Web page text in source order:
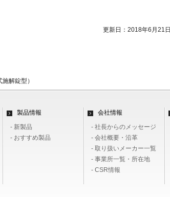
更新日：2018年6月21日
解錠型）
製品情報
- 新製品
- おすすめ製品
会社情報
- 社長からのメッセージ
- 会社概要・沿革
- 取り扱いメーカー一覧
- 事業所一覧・所在地
- CSR情報